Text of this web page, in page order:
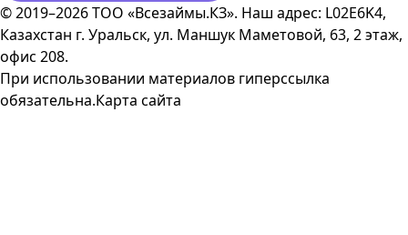
© 2019–2026 ТОО «Всезаймы.КЗ». Наш адрес: L02E6K4,
Казахстан г. Уральск, ул. Маншук Маметовой, 63, 2 этаж,
офис 208.
При использовании материалов гиперссылка
обязательна.Карта сайта